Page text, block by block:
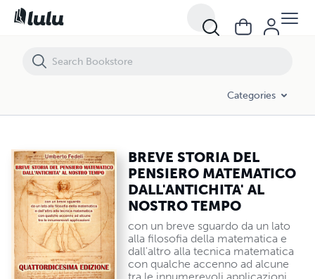
Categories
BREVE STORIA DEL
PENSIERO MATEMATICO
DALL'ANTICHITA' AL
NOSTRO TEMPO
con un breve sguardo da un lato
alla filosofia della matematica e
dall'altro alla tecnica matematica
con qualche accenno ad alcune
BREVE STORIA DEL PENSIERO MATEMATICO DALL'ANTICHITA' AL